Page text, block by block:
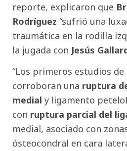
reporte, explicaron que
Rodríguez “sufrió una
traumática en la rodilla
la jugada con Jesús
“Los primeros estudios de
corroboran una ruptura
medial y ligamento
con ruptura parcial del
medial, asociado con
ósteocondral en cara